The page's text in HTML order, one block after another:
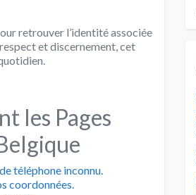
retrouver l’identité associée
et discernement, cet
les Pages
téléphone inconnu.
coordonnées.